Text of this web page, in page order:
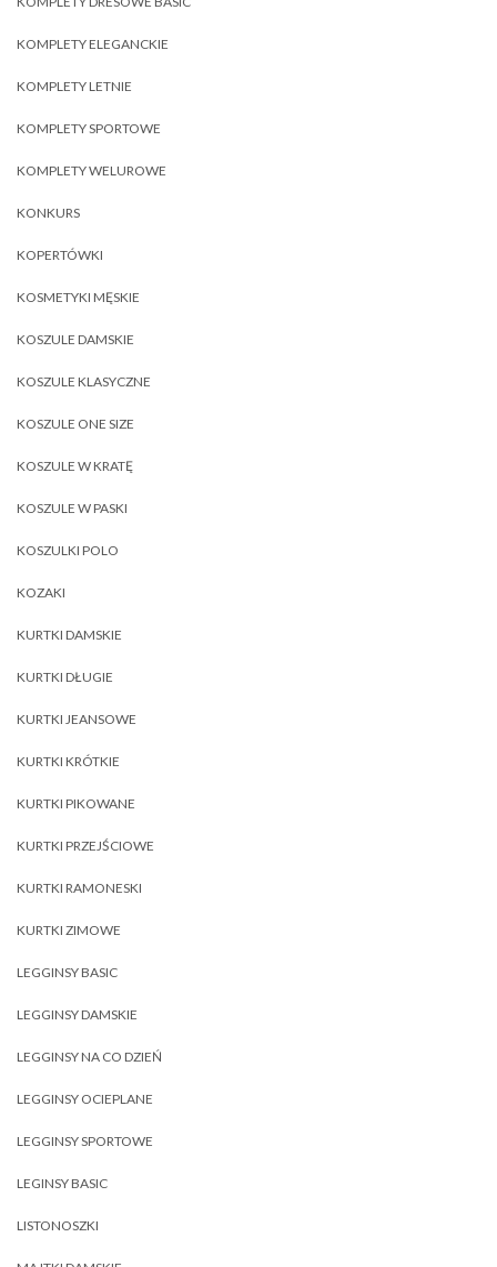
KOMPLETY ELEGANCKIE
KOMPLETY LETNIE
KOMPLETY SPORTOWE
KOMPLETY WELUROWE
KONKURS
KOPERTÓWKI
KOSMETYKI MĘSKIE
KOSZULE DAMSKIE
KOSZULE KLASYCZNE
KOSZULE ONE SIZE
KOSZULE W KRATĘ
KOSZULE W PASKI
KOSZULKI POLO
KOZAKI
KURTKI DAMSKIE
KURTKI DŁUGIE
KURTKI JEANSOWE
KURTKI KRÓTKIE
KURTKI PIKOWANE
KURTKI PRZEJŚCIOWE
KURTKI RAMONESKI
KURTKI ZIMOWE
LEGGINSY BASIC
LEGGINSY DAMSKIE
LEGGINSY NA CO DZIEŃ
LEGGINSY OCIEPLANE
LEGGINSY SPORTOWE
LEGINSY BASIC
LISTONOSZKI